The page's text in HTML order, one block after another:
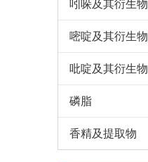
吲哚及其衍生物
嘧啶及其衍生物
吡啶及其衍生物
磷脂
香精及提取物